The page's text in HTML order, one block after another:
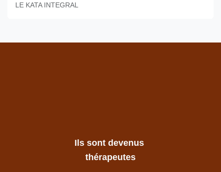
LE KATA INTEGRAL
Ils sont devenus
thérapeutes